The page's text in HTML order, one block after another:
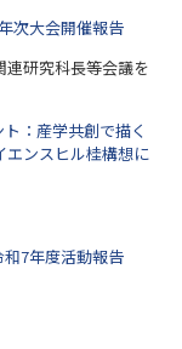
次大会開催報告
連研究科長等会議を
：産学共創で描く
ンスヒル桂構想に
7年度活動報告